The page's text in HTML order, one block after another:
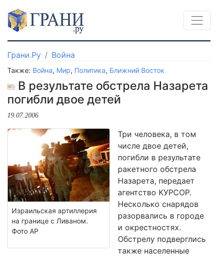
Грани.Ру Война
Также: Война, Мир, Политика, Ближний Восток
В результате обстрела Назарета
погибли двое детей
19.07.2006
Израильская артиллерия
на границе с Ливаном.
Фото АР
Три человека, в том
числе двое детей,
погибли в результате
ракетного обстрела
Назарета, передает
агентство КУРСОР.
Несколько снарядов
разорвались в городе
и окрестностях.
Обстрелу подверглись
также населенные